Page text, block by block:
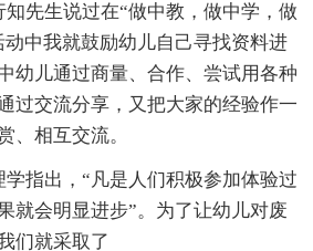
先生说过在“做中教，做中学，做
中我就鼓励幼儿自己寻找资料进
幼儿通过商量、合作、尝试用各种
过交流分享，又把大家的经验作一
、相互交流。
指出，“凡是人们积极参加体验过
就会明显进步”。为了让幼儿对废
们就采取了